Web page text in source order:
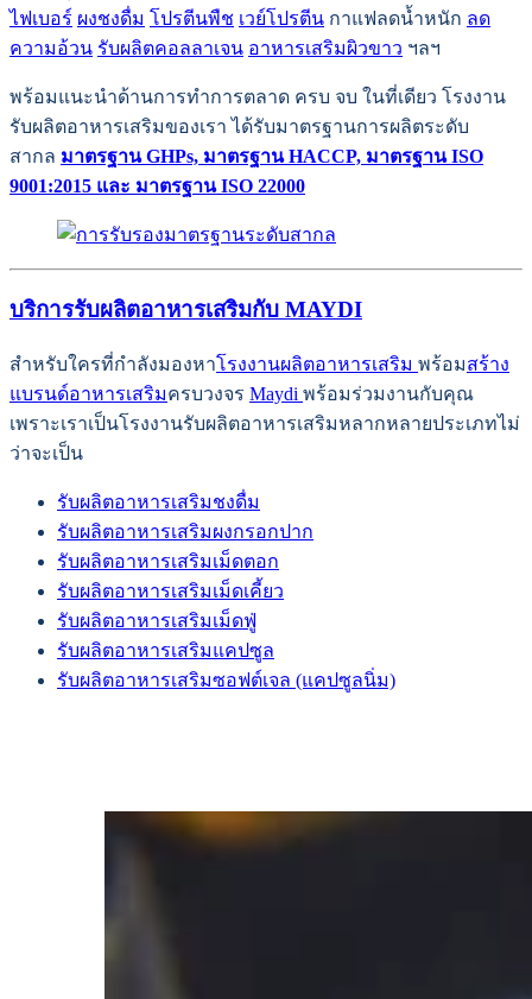
ไฟเบอร์ ผงชงดื่ม โปรตีนพืช เวย์โปรตีน กาแฟลดน้ำหนัก ลด
ความอ้วน รับผลิตคอลลาเจน อาหารเสริมผิวขาว ฯลฯ
พร้อมแนะนำด้านการทำการตลาด ครบ จบ ในที่เดียว โรงงาน
รับผลิตอาหารเสริมของเรา ได้รับมาตรฐานการผลิตระดับ
สากล มาตรฐาน GHPs, มาตรฐาน HACCP, มาตรฐาน ISO
9001:2015 และ มาตรฐาน ISO 22000
บริการรับผลิตอาหารเสริมกับ MAYDI
สำหรับใครที่กำลังมองหาโรงงานผลิตอาหารเสริม พร้อมสร้าง
แบรนด์อาหารเสริมครบวงจร Maydi พร้อมร่วมงานกับคุณ
เพราะเราเป็นโรงงานรับผลิตอาหารเสริมหลากหลายประเภทไม่
ว่าจะเป็น
รับผลิตอาหารเสริมชงดื่ม
รับผลิตอาหารเสริมผงกรอกปาก
รับผลิตอาหารเสริมเม็ดตอก
รับผลิตอาหารเสริมเม็ดเคี้ยว
รับผลิตอาหารเสริมเม็ดฟู่
รับผลิตอาหารเสริมแคปซูล
รับผลิตอาหารเสริมซอฟต์เจล (แคปซูลนิ่ม)